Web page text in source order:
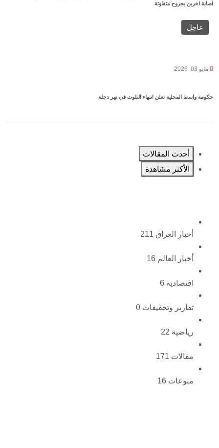
اصابة اخرين بجروح متفاوتة
عاجل
مايو 03, 2026
حكومة واسط المحلية تعلن انتهاء التلوث في نهر دجلة
أحدث المقالات
الأكثر مشاهدة
أخبار العراق 211
أخبار العالم 16
اقتصادية 6
تقارير وتحقيقات 0
رياضية 22
مقالات 171
منوعات 16